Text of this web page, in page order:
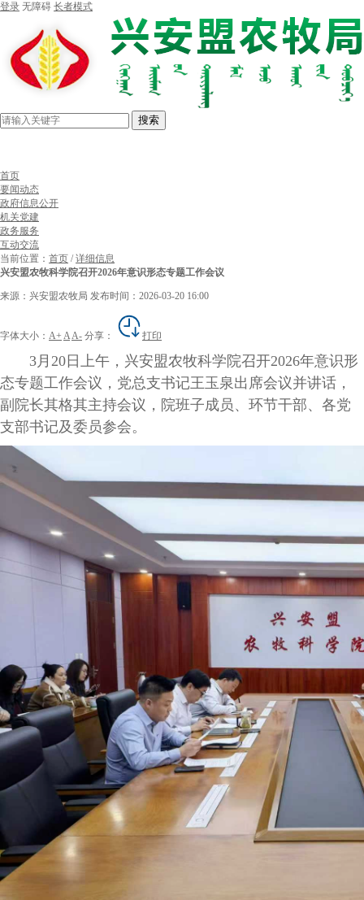
登录 无障碍 长者模式
搜索
首页
要闻动态
政府信息公开
机关党建
政务服务
互动交流
当前位置： 首页 /详细信息
兴安盟农牧科学院召开2026年意识形态专题工作会议
来源：兴安盟农牧局 发布时间：2026-03-20 16:00
字体大小： A+ AA- 分享： 打印
3月20日上午，兴安盟农牧科学院召开2026年意识形
态专题工作会议，党总支书记王玉泉出席会议并讲话，
副院长其格其主持会议，院班子成员、环节干部、各党
支部书记及委员参会。